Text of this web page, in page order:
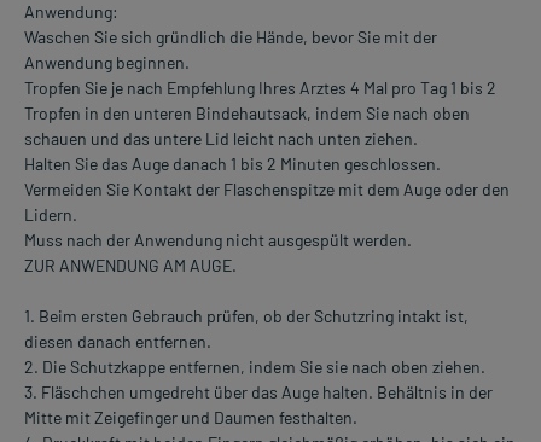
Anwendung:
Waschen Sie sich gründlich die Hände, bevor Sie mit der
Anwendung beginnen.
Tropfen Sie je nach Empfehlung Ihres Arztes 4 Mal pro Tag 1 bis 2
Tropfen in den unteren Bindehautsack, indem Sie nach oben
schauen und das untere Lid leicht nach unten ziehen.
Halten Sie das Auge danach 1 bis 2 Minuten geschlossen.
Vermeiden Sie Kontakt der Flaschenspitze mit dem Auge oder den
Lidern.
Muss nach der Anwendung nicht ausgespült werden.
ZUR ANWENDUNG AM AUGE.
1. Beim ersten Gebrauch prüfen, ob der Schutzring intakt ist,
diesen danach entfernen.
2. Die Schutzkappe entfernen, indem Sie sie nach oben ziehen.
3. Fläschchen umgedreht über das Auge halten. Behältnis in der
Mitte mit Zeigefinger und Daumen festhalten.